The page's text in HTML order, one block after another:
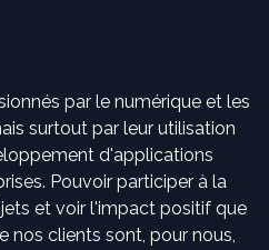
par le numérique et les
surtout par leur utilisation
d'applications
Pouvoir participer à la
et voir l'impact positif que
nos clients sont, pour nous,